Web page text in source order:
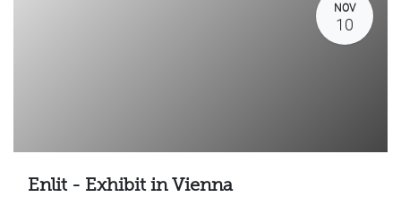
NOV
10
Enlit - Exhibit in Vienna